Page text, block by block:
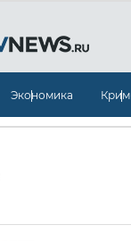
Экономика